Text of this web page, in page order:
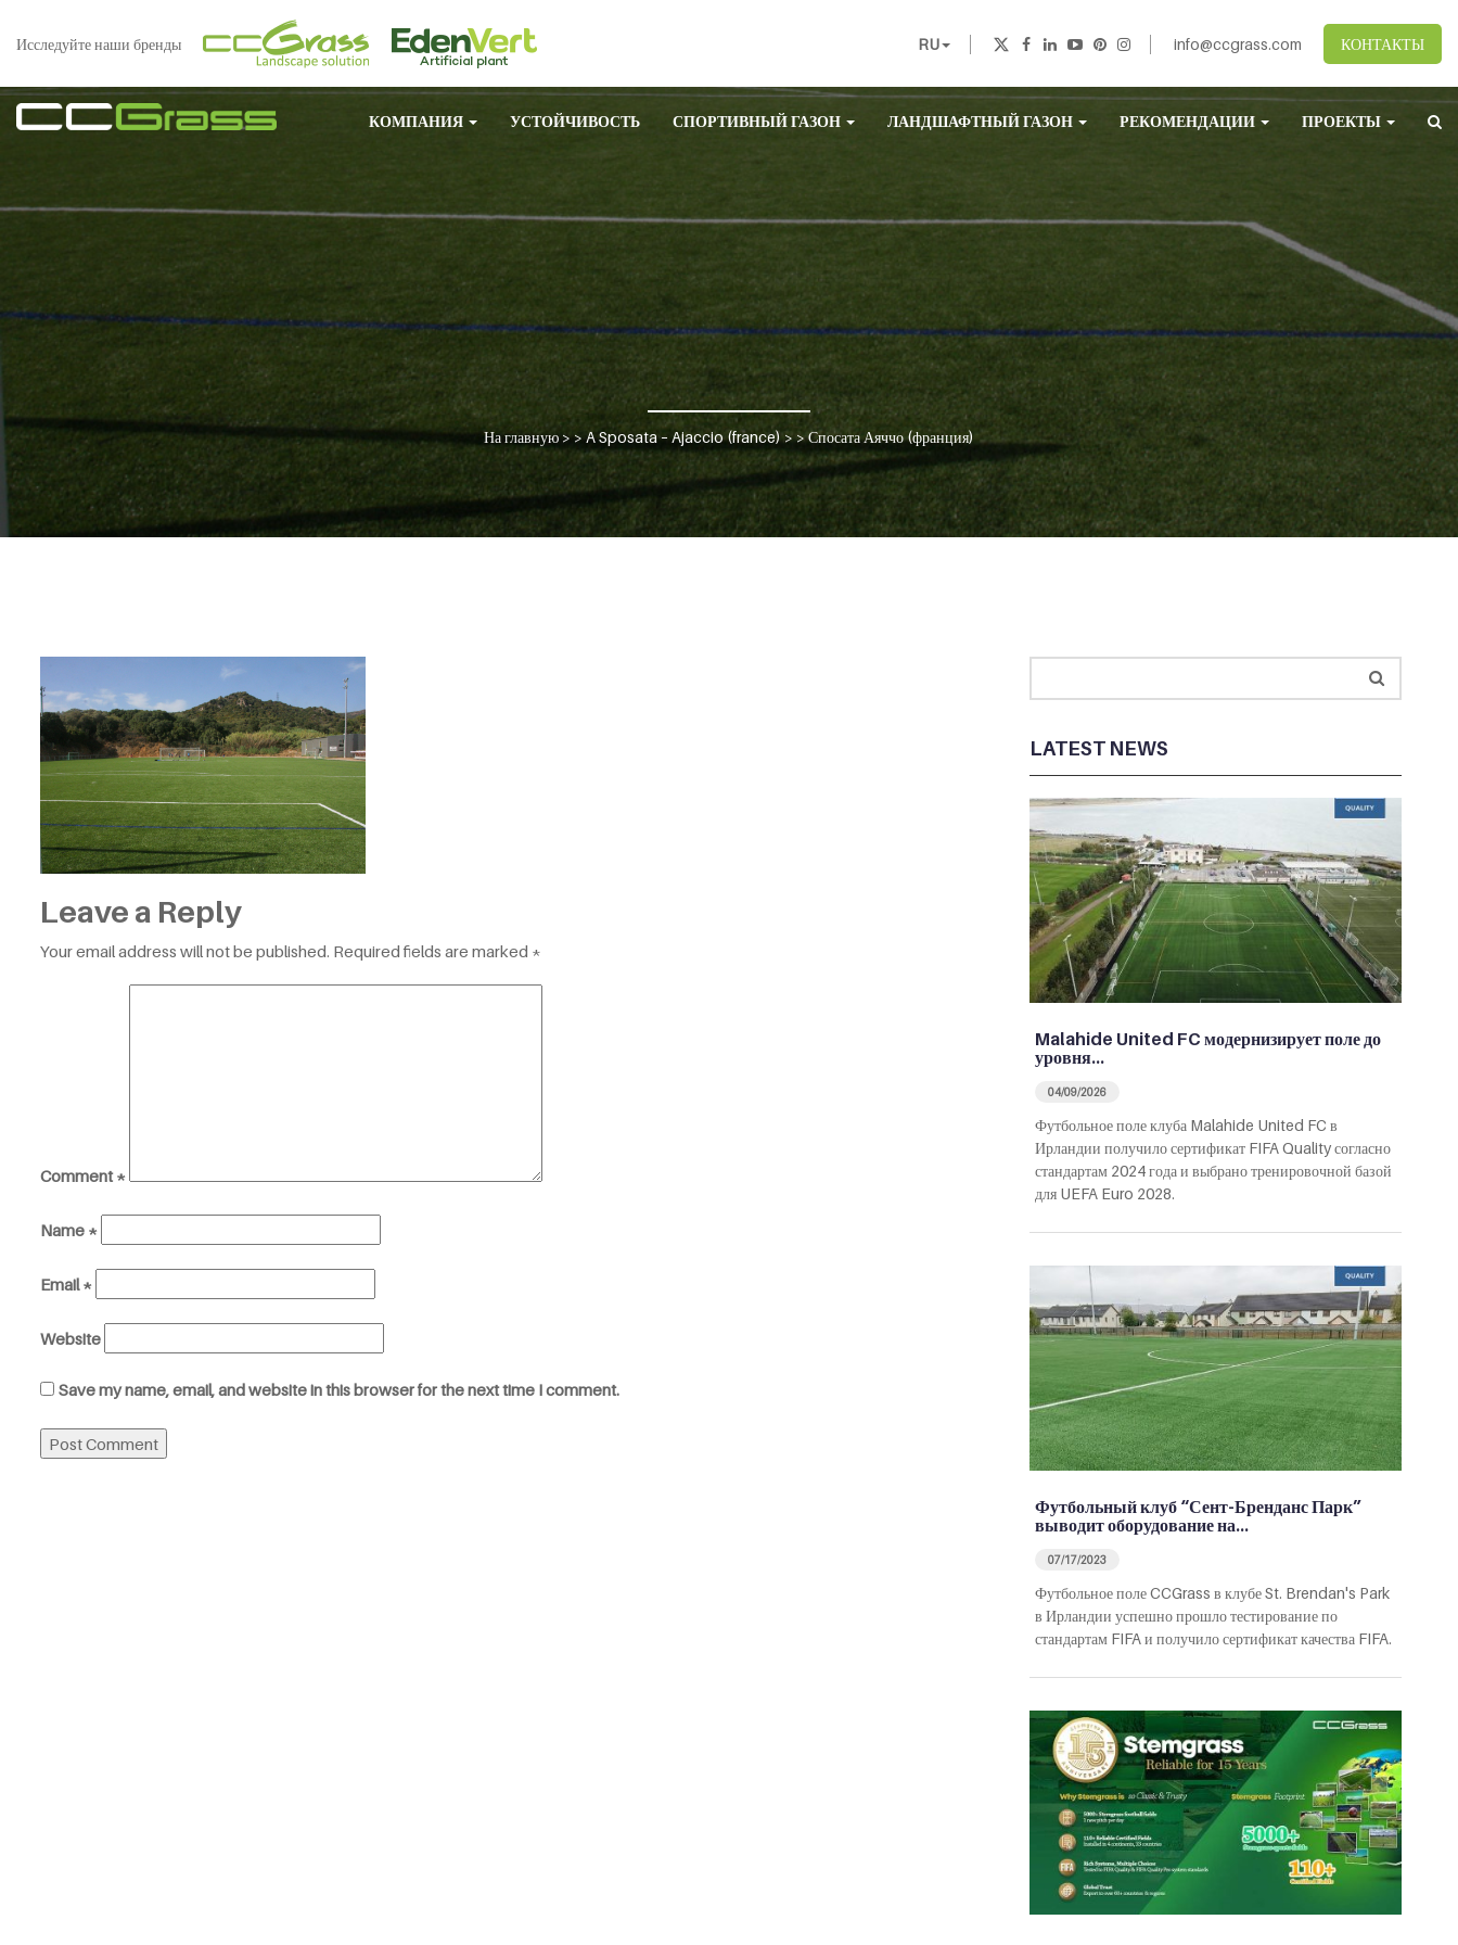
Исследуйте наши бренды RU info@ccgrass.com КОНТАКТЫ
КОМПАНИЯ УСТОЙЧИВОСТЬ СПОРТИВНЫЙ ГАЗОН ЛАНДШАФТНЫЙ ГАЗОН РЕКОМЕНДАЦИИ ПРОЕКТЫ
На главную> >A Sposata – Ajaccio (france)> >Спосата Аяччо (франция)
LATEST NEWS
Malahide United FC модернизирует поле до
уровня…
04/09/2026
Футбольное поле клуба Malahide United FC в
Ирландии получило сертификат FIFA Quality согласно
стандартам 2024 года и выбрано тренировочной базой
для UEFA Euro 2028.
Футбольный клуб “Сент-Бренданс Парк”
выводит оборудование на…
07/17/2023
Футбольное поле CCGrass в клубе St. Brendan's Park
в Ирландии успешно прошло тестирование по
стандартам FIFA и получило сертификат качества FIFA.
Leave a Reply
Your email address will not be published. Required fields are marked *
Comment*
Name *
Email*
Website
Save my name, email, and website in this browser for the next time I comment.